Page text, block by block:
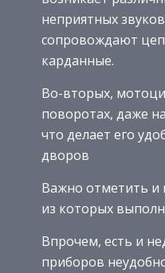
неприятных
сопровождают
карданные.
Во-вторых,
поворотах, даже
что делает его
дворов
Важно отметить и
из которых
Впрочем, есть и
приборов